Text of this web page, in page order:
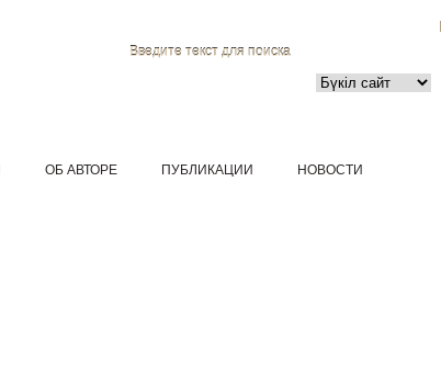
Введите текст для поиска
ОБ АВТОРЕ ПУБЛИКАЦИИ НОВОСТИ